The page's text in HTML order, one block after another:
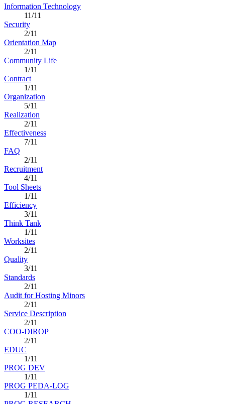
Information Technology
11/11
Security
2/11
Orientation Map
2/11
Community Life
1/11
Contract
1/11
Organization
5/11
Realization
2/11
Effectiveness
7/11
FAQ
2/11
Recruitment
4/11
Tool Sheets
1/11
Efficiency
3/11
Think Tank
1/11
Worksites
2/11
Quality
3/11
Standards
2/11
Audit for Hosting Minors
2/11
Service Description
2/11
COO-DIROP
2/11
EDUC
1/11
PROG DEV
1/11
PROG PEDA-LOG
1/11